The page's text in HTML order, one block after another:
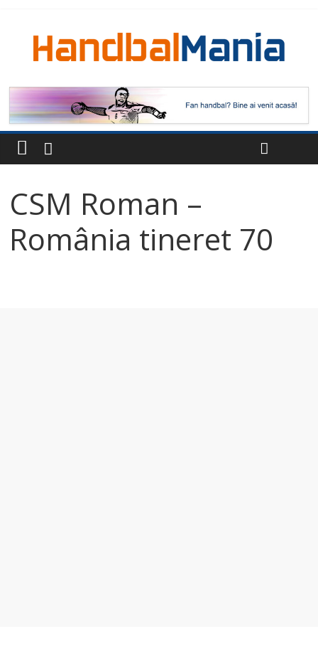
CSM Roman –
România tineret 70